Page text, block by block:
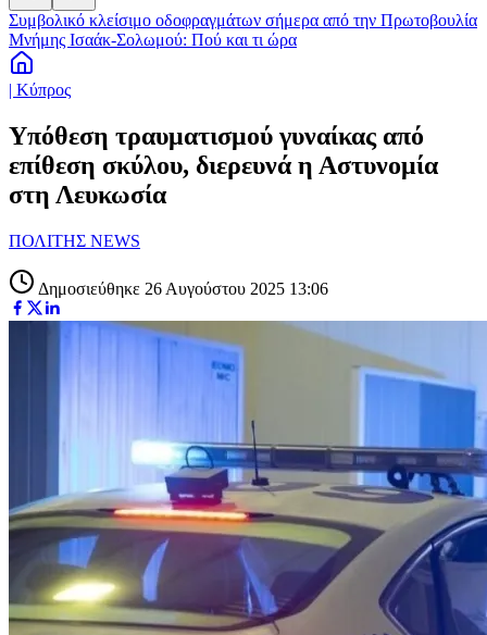
Συμβολικό κλείσιμο οδοφραγμάτων σήμερα από την Πρωτοβουλία
Μνήμης Ισαάκ-Σολωμού: Πού και τι ώρα
| Κύπρος
Υπόθεση τραυματισμού γυναίκας από
επίθεση σκύλου, διερευνά η Αστυνομία
στη Λευκωσία
ΠΟΛΙΤΗΣ NEWS
Δημοσιεύθηκε 26 Αυγούστου 2025 13:06